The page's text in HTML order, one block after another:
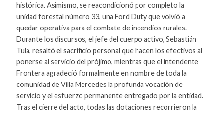
histórica. Asimismo, se reacondicionó por completo la
unidad forestal número 33, una Ford Duty que volvió a
quedar operativa para el combate de incendios rurales.
Durante los discursos, el jefe del cuerpo activo, Sebastián
Tula, resaltó el sacrificio personal que hacen los efectivos al
ponerse al servicio del prójimo, mientras que el intendente
Frontera agradeció formalmente en nombre de toda la
comunidad de Villa Mercedes la profunda vocación de
servicio y el esfuerzo permanente entregado por la entidad.
Tras el cierre del acto, todas las dotaciones recorrieron la